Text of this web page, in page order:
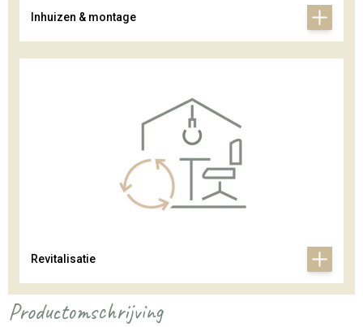
Inhuizen & montage
Revitalisatie
Productomschrijving